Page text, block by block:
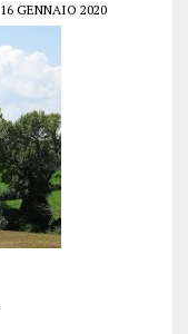
16 GENNAIO 2020